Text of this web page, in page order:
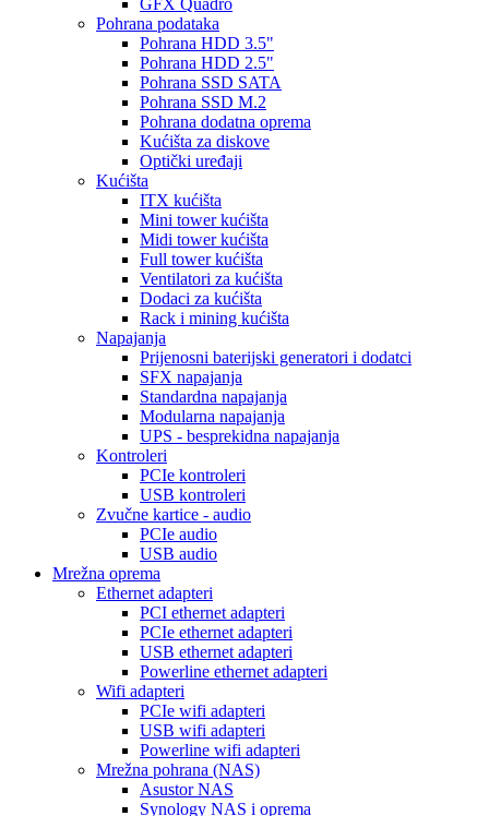
GFX Quadro
Pohrana podataka
Pohrana HDD 3.5"
Pohrana HDD 2.5"
Pohrana SSD SATA
Pohrana SSD M.2
Pohrana dodatna oprema
Kućišta za diskove
Optički uređaji
Kućišta
ITX kućišta
Mini tower kućišta
Midi tower kućišta
Full tower kućišta
Ventilatori za kućišta
Dodaci za kućišta
Rack i mining kućišta
Napajanja
Prijenosni baterijski generatori i dodatci
SFX napajanja
Standardna napajanja
Modularna napajanja
UPS - besprekidna napajanja
Kontroleri
PCIe kontroleri
USB kontroleri
Zvučne kartice - audio
PCIe audio
USB audio
Mrežna oprema
Ethernet adapteri
PCI ethernet adapteri
PCIe ethernet adapteri
USB ethernet adapteri
Powerline ethernet adapteri
Wifi adapteri
PCIe wifi adapteri
USB wifi adapteri
Powerline wifi adapteri
Mrežna pohrana (NAS)
Asustor NAS
Synology NAS i oprema